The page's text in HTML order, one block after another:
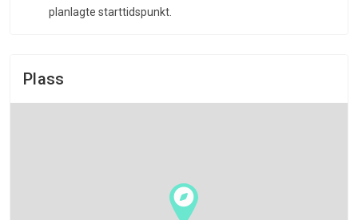
planlagte starttidspunkt.
Plass